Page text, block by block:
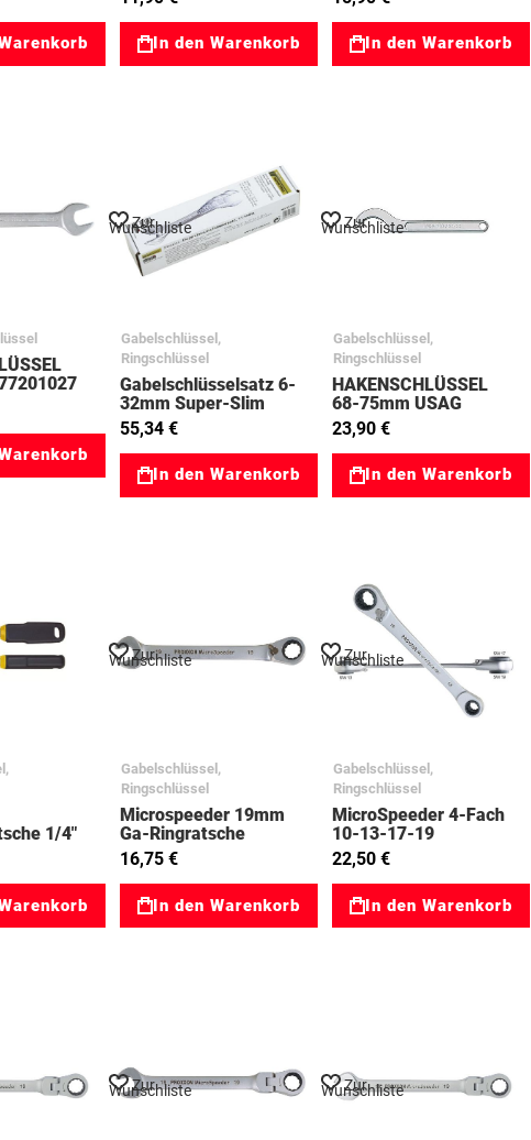
In den Warenkorb In den Warenkorb
Zur
Wunschliste
Gabelschlüssel,
Ringschlüssel
Gabelschlüsselsatz 6-
32mm Super-Slim
03023802
55,34 €
In den Warenkorb
Zur
Wunschliste
Gabelschlüssel,
Ringschlüssel
HAKENSCHLÜSSEL
68-75mm USAG
98186103
23,90 €
In den Warenkorb
1/4"
Zur
Wunschliste
Gabelschlüssel,
Ringschlüssel
Microspeeder 19mm
Ga-Ringratsche
03023141
16,75 €
In den Warenkorb
Zur
Wunschliste
Gabelschlüssel,
Ringschlüssel
MicroSpeeder 4-Fach
10-13-17-19
03023236
22,50 €
In den Warenkorb
Zur
Wunschliste Zur
Wunschliste